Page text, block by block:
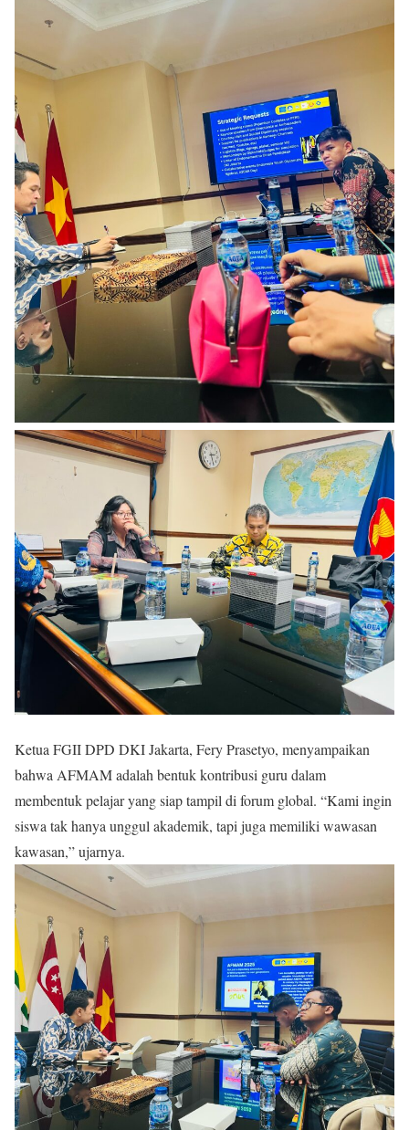
Ketua FGII DPD DKI Jakarta, Fery Prasetyo, menyampaikan
bahwa AFMAM adalah bentuk kontribusi guru dalam
membentuk pelajar yang siap tampil di forum global. “Kami ingin
siswa tak hanya unggul akademik, tapi juga memiliki wawasan
kawasan,” ujarnya.